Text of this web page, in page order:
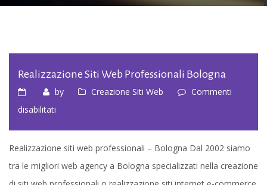
Realizzazione Siti Web Professionali Bologna
by Creazione Siti Web
Commenti
disabilitati
Siti
web
Professionali
Realizzazione siti web professionali – Bologna Dal 2002 siamo
tra le migliori web agency a Bologna specializzati nella creazione